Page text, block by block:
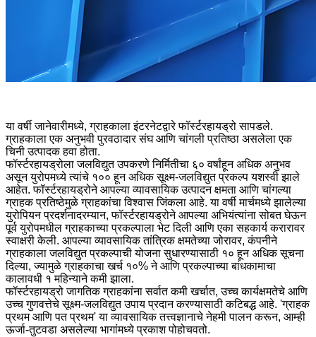
या वर्षी जानेवारीमध्ये, ग्राहकाला इंटरनेटद्वारे फॉर्स्टरहायड्रो सापडले.
ग्राहकाला एक अनुभवी पुरवठादार संघ आणि चांगली प्रतिष्ठा असलेला एक
चिनी उत्पादक हवा होता.
फॉर्स्टरहायड्रोला जलविद्युत उपकरणे निर्मितीचा ६० वर्षांहून अधिक अनुभव
असून युरोपमध्ये त्यांचे १०० हून अधिक सूक्ष्म-जलविद्युत प्रकल्प यशस्वी झाले
आहेत. फॉर्स्टरहायड्रोने आपल्या व्यावसायिक उत्पादन क्षमता आणि चांगल्या
ग्राहक प्रतिष्ठेमुळे ग्राहकांचा विश्वास जिंकला आहे. या वर्षी मार्चमध्ये झालेल्या
युरोपियन प्रदर्शनादरम्यान, फॉर्स्टरहायड्रोने आपल्या अभियंत्यांना सोबत घेऊन
पूर्व युरोपमधील ग्राहकाच्या प्रकल्पाला भेट दिली आणि एका सहकार्य करारावर
स्वाक्षरी केली. आपल्या व्यावसायिक तांत्रिक क्षमतेच्या जोरावर, कंपनीने
ग्राहकाला जलविद्युत प्रकल्पाची योजना सुधारण्यासाठी १० हून अधिक सूचना
दिल्या, ज्यामुळे ग्राहकाचा खर्च १०% ने आणि प्रकल्पाच्या बांधकामाचा
कालावधी १ महिन्याने कमी झाला.
फॉर्स्टरहायड्रो जागतिक ग्राहकांना सर्वात कमी खर्चात, उच्च कार्यक्षमतेचे आणि
उच्च गुणवत्तेचे सूक्ष्म-जलविद्युत उपाय प्रदान करण्यासाठी कटिबद्ध आहे. 'ग्राहक
प्रथम आणि पत प्रथम' या व्यावसायिक तत्त्वज्ञानाचे नेहमी पालन करून, आम्ही
ऊर्जा-तुटवडा असलेल्या भागांमध्ये प्रकाश पोहोचवतो.